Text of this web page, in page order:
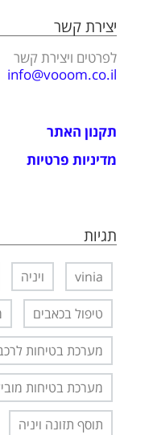
יצירת קשר
לפרטים ויצירת קשר
info@vooom.co.il
תקנון האתר
מדיניות פרטיות
תגיות
vinia ויניה
טיפול בכאבים
מערכת בטיחות
מערכת בטיחות
תוסף תזונה ויניה